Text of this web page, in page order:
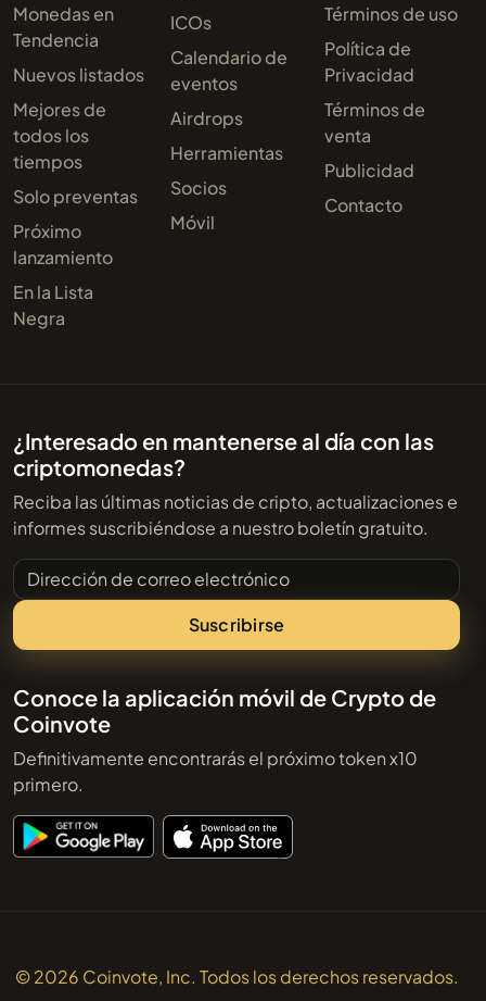
Monedas en
Tendencia
Nuevos listados
Mejores de
todos los
tiempos
Solo preventas
Próximo
lanzamiento
En la Lista
Negra
ICOs
Calendario de
eventos
Airdrops
Herramientas
Socios
Móvil
Términos de uso
Política de
Privacidad
Términos de
venta
Publicidad
Contacto
¿Interesado en mantenerse al día con las
criptomonedas?
Reciba las últimas noticias de cripto, actualizaciones e
informes suscribiéndose a nuestro boletín gratuito.
Dirección de correo electrónico
Suscribirse
Conoce la aplicación móvil de Crypto de
Coinvote
Definitivamente encontrarás el próximo token x10
primero.
© 2026 Coinvote, Inc. Todos los derechos reservados.